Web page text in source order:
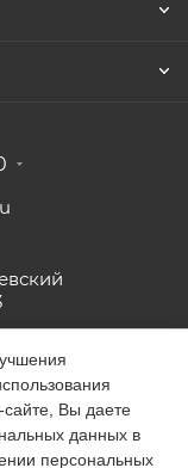
Вы даете
данных в
персональных